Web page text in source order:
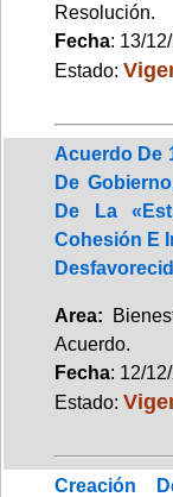
Resolución.
Fecha: 13/
Estado:
Acuerdo De
De
De La
Cohesión E
Area:
Acuerdo.
Fecha: 12/
Estado:
Creación